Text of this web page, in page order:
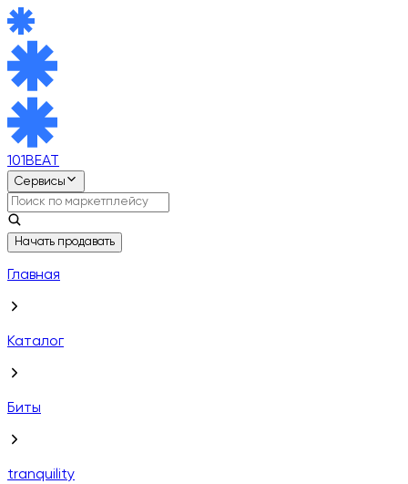
101BEAT
Сервисы
Начать продавать
Главная
Каталог
Биты
tranquility